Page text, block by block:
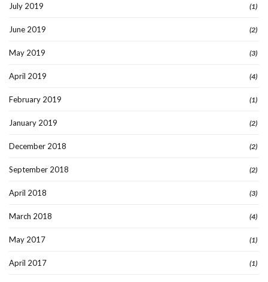
July 2019 (1)
June 2019 (2)
May 2019 (3)
April 2019 (4)
February 2019 (1)
January 2019 (2)
December 2018 (2)
September 2018 (2)
April 2018 (3)
March 2018 (4)
May 2017 (1)
April 2017 (1)